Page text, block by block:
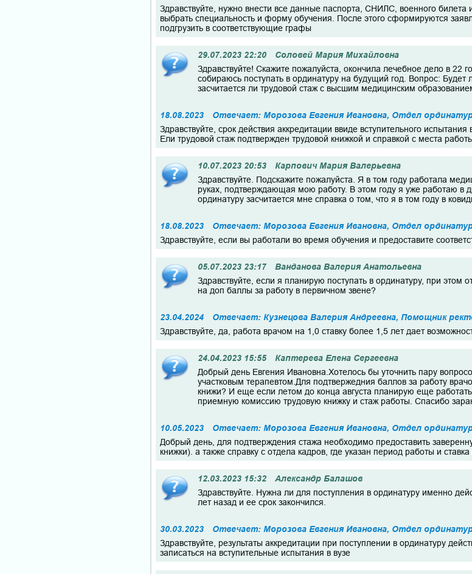
Здравствуйте, нужно внести все данные паспорта, СНИЛС, военного
выбрать специальность и форму обучения. После этого сформируются
подгрузить в соответствующие графы
29.07.2023 22:20
Соловей Мария Михайловна
Здравствуйте! Скажите пожалуйста, окончила лечебное дело в 22
собираюсь поступать в ординатуру на будущий год. Вопрос:
засчитается ли трудовой стаж с высшим медицинским
18.08.2023
Отвечает: Морозова Евгения Ивановна, Отдел
Здравствуйте, срок действия аккредитации ввиде вступительного
Ели трудовой стаж подтвержден трудовой книжкой и справкой с места
10.07.2023 20:53
Карпович Мария Валерьевна
Здравствуйте. Подскажите пожалуйста. Я в том году работала
руках, подтверждающая мою работу. В этом году я уже работаю в
ординатуру засчитается мне справка о том, что я в том году в
18.08.2023
Отвечает: Морозова Евгения Ивановна, Отдел
Здравствуйте, если вы работали во время обучения и предоставите
05.07.2023 23:17
Ванданова Валерия Анатольевна
Здравствуйте, если я планирую поступать в ординатуру, при этом
на доп баллы за работу в первичном звене?
23.04.2024
Отвечает: Кузнецова Валерия Андреевна, Помощник
Здравствуйте, да, работа врачом на 1,0 ставку более 1,5 лет дает
24.04.2023 15:55
Каптерева Елена Сергеевна
Добрый день Евгения Ивановна.Хотелось бы уточнить пару
участковым терапевтом.Для подтвержедния баллов за работу
книжи? И еще если летом до конца августа планирую еще
приемную комиссию трудовую книжку и стаж работы. Спасибо
10.05.2023
Отвечает: Морозова Евгения Ивановна, Отдел
Добрый день, для подтверждения стажа необходимо предоставить
книжки). а также справку с отдела кадров, где указан период работы и
12.03.2023 15:32
Александр Балашов
Здравствуйте. Нужна ли для поступления в ординатуру именно
лет назад и ее срок закончился.
30.03.2023
Отвечает: Морозова Евгения Ивановна, Отдел
Здравствуйте, результаты аккредитации при поступлении в ординатуру
записаться на вступительные испытания в вузе